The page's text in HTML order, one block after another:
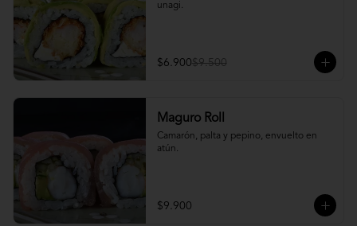
unagi.
$6.900$9.500
Maguro Roll
Camarón, palta y pepino, envuelto en
atún.
$9.900